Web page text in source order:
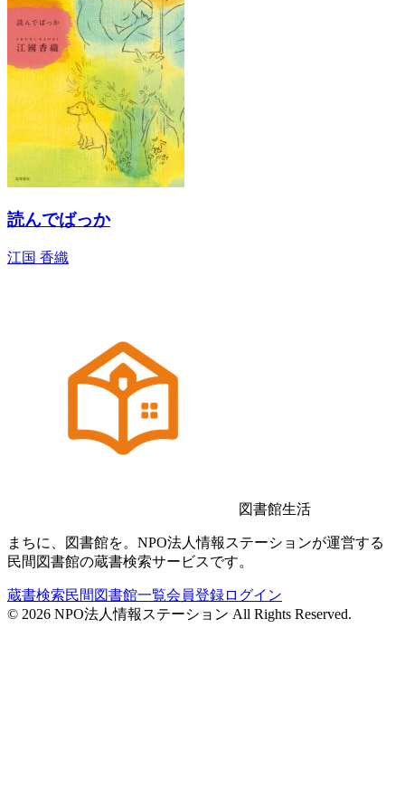
読んでばっか
江国 香織
図書館生活
まちに、図書館を。NPO法人情報ステーションが運営する
民間図書館の蔵書検索サービスです。
蔵書検索民間図書館一覧会員登録ログイン
© 2026 NPO法人情報ステーション All Rights Reserved.